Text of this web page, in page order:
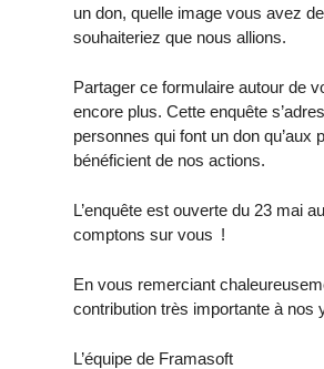
un don, quelle image vous avez
souhaiteriez que nous allions.
Partager ce formulaire autour de
encore plus. Cette enquête
personnes qui font un don qu’aux
bénéficient de nos actions.
L’enquête est ouverte du 23 mai
comptons sur vous !
En vous remerciant
contribution très importante à nos
L’équipe de Framasoft